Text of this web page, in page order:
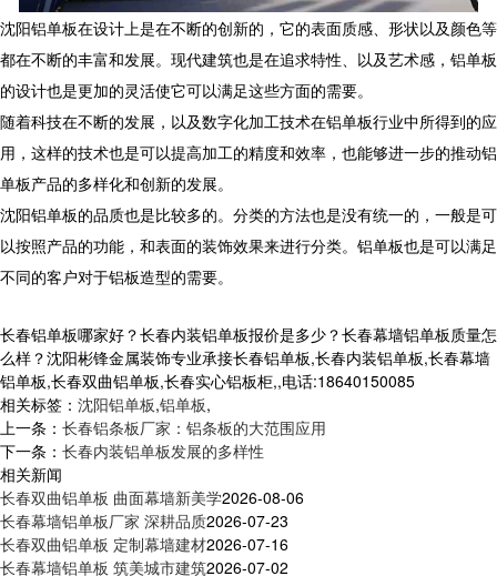
沈阳铝单板在设计上是在不断的创新的，它的表面质感、形状以及颜色等
都在不断的丰富和发展。现代建筑也是在追求特性、以及艺术感，铝单板
的设计也是更加的灵活使它可以满足这些方面的需要。
随着科技在不断的发展，以及数字化加工技术在铝单板行业中所得到的应
用，这样的技术也是可以提高加工的精度和效率，也能够进一步的推动铝
单板产品的多样化和创新的发展。
沈阳铝单板的品质也是比较多的。分类的方法也是没有统一的，一般是可
以按照产品的功能，和表面的装饰效果来进行分类。铝单板也是可以满足
不同的客户对于铝板造型的需要。
长春铝单板哪家好？长春内装铝单板报价是多少？长春幕墙铝单板质量怎
么样？沈阳彬锋金属装饰专业承接长春铝单板,长春内装铝单板,长春幕墙
铝单板,长春双曲铝单板,长春实心铝板柜,,电话:18640150085
相关标签： 沈阳铝单板,铝单板,
上一条： 长春铝条板厂家：铝条板的大范围应用
下一条： 长春内装铝单板发展的多样性
相关新闻
长春双曲铝单板 曲面幕墙新美学2026-08-06
长春幕墙铝单板厂家 深耕品质2026-07-23
长春双曲铝单板 定制幕墙建材2026-07-16
长春幕墙铝单板 筑美城市建筑2026-07-02